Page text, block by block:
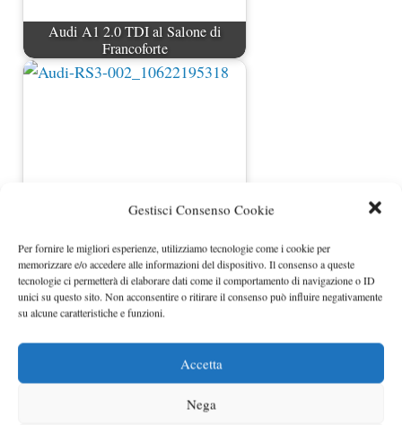
Gestisci Consenso Cookie
Per fornire le migliori esperienze, utilizziamo tecnologie come i cookie per
memorizzare e/o accedere alle informazioni del dispositivo. Il consenso a queste
tecnologie ci permetterà di elaborare dati come il comportamento di navigazione o ID
unici su questo sito. Non acconsentire o ritirare il consenso può influire negativamente
su alcune caratteristiche e funzioni.
Accetta
Nega
Audi A1 2.0 TDI al Salone di
Francoforte
Audi RS3 rinviata al 2012